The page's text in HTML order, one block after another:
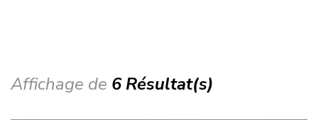
Affichage de 6 Résultat(s)